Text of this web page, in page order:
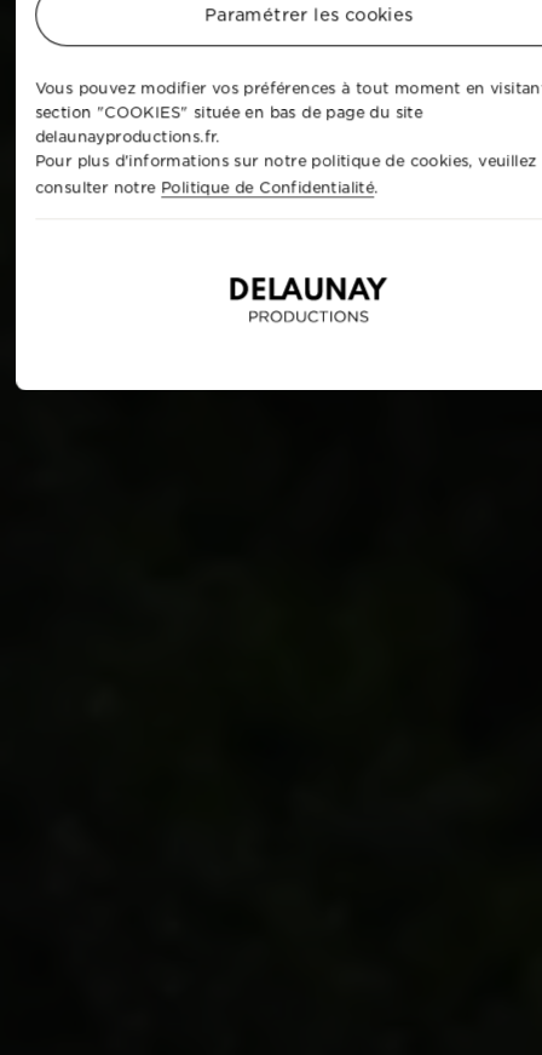
Paramétrer les cookies
Vous pouvez modifier vos préférences à tout moment en
section "COOKIES" située en bas de page du site
delaunayproductions.fr.
Pour plus d'informations sur notre politique de cookies, veuillez
consulter notre Politique de Confidentialité.